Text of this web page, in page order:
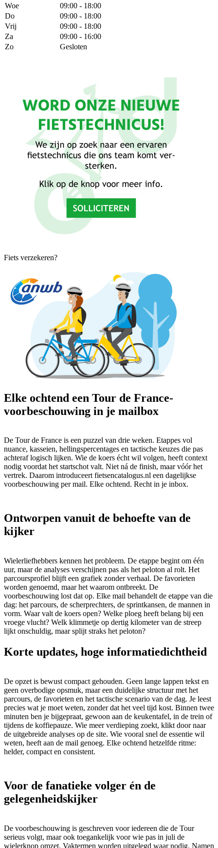
Woe
09:00 - 18:00
Do
09:00 - 18:00
Vrij
09:00 - 18:00
Za
09:00 - 16:00
Zo
Gesloten
Fiets verzekeren?
Elke ochtend een Tour de France-
voorbeschouwing in je mailbox
De Tour de France is een puzzel van drie weken. Etappes vol
nuance, kasseien, hellingspercentages en tactische keuzes die pas
achteraf logisch lijken. Wie de koers écht wil volgen, heeft context
nodig voordat het startschot valt. Niet ná de finish, maar vóór het
vertrek. Daarom introduceert fietsencatalogus.nl een dagelijkse
voorbeschouwing per mail. Elke ochtend. Recht in je inbox.
Ontworpen vanuit de behoefte van de
kijker
Wielerliefhebbers kennen het probleem. De etappe begint om één
uur, maar de analyses verschijnen pas als het peloton al rolt. Het
parcoursprofiel blijft een grafiek zonder verhaal. De favorieten
worden genoemd, maar het waarom ontbreekt. De
voorbeschouwing lost dat op. Elke mail behandelt de etappe van die
dag: het parcours, de scherprechters, de sprintkansen, de mannen in
vorm. Waar valt de koers open? Welke ploeg heeft belang bij een
vroege vlucht? Welk klimmetje op dertig kilometer van de streep
lijkt onschuldig, maar splijt straks het peloton?
Korte updates, hoge informatiedichtheid
De opzet is bewust compact gehouden. Geen lange lappen tekst en
geen overbodige opsmuk, maar een duidelijke structuur met het
parcours, de favorieten en het tactische scenario van de dag. Je leest
precies wat je moet weten, zonder dat het veel tijd kost. Binnen twee
minuten ben je bijgepraat, gewoon aan de keukentafel, in de trein of
tijdens de koffiepauze. Wie meer verdieping zoekt, klikt door naar
de uitgebreide analyses op de site. Wie vooral snel de essentie wil
weten, heeft aan de mail genoeg. Elke ochtend hetzelfde ritme:
helder, compact en consistent.
Voor de fanatieke volger én de
gelegenheidskijker
De voorbeschouwing is geschreven voor iedereen die de Tour
serieus volgt, maar ook toegankelijk voor wie pas in juli de
wielerknop omzet. Vaktermen worden uitgelegd waar nodig. Namen